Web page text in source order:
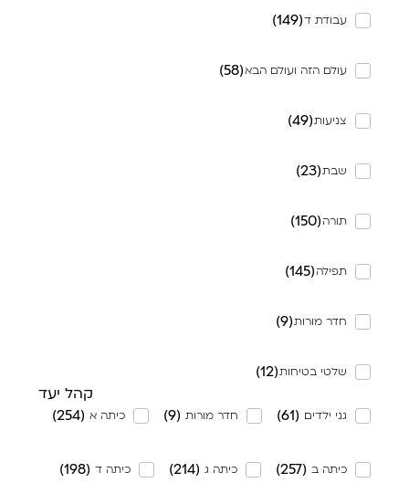
עבודת ד(
149
)
עולם הזה ועולם הבא(
58
)
צניעות(
49
)
שבת(
23
)
תורה(
150
)
תפילה(
145
)
חדר מורות(
9
)
שלטי בטיחות(
12
)
קהל יעד
גני ילדים (
61
) חדר מורות (
9
) כיתה א (
254
)
כיתה ב (
257
) כיתה ג (
214
) כיתה ד (
198
)